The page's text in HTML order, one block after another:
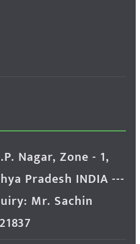
Nagar, Zone - 1,
Pradesh INDIA ---
Mr. Sachin